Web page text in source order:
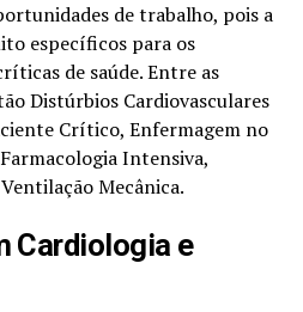
de trabalho, pois a
específicos para os
de saúde. Entre as
Distúrbios Cardiovasculares
Crítico, Enfermagem no
Intensiva,
Mecânica.
Cardiologia e